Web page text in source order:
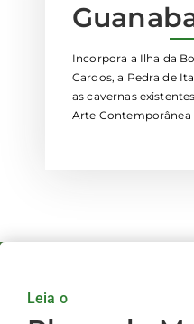
Incorpora a Ilha da
Cardos, a Pedra de
as cavernas
Arte Contemporânea
Leia o